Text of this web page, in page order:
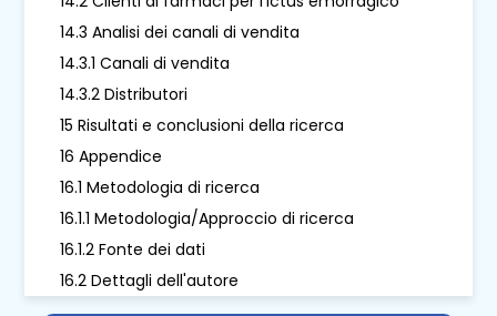
14.3 Analisi dei canali di vendita
14.3.1 Canali di vendita
14.3.2 Distributori
15 Risultati e conclusioni della ricerca
16 Appendice
16.1 Metodologia di ricerca
16.1.1 Metodologia/Approccio di ricerca
16.1.2 Fonte dei dati
16.2 Dettagli dell'autore